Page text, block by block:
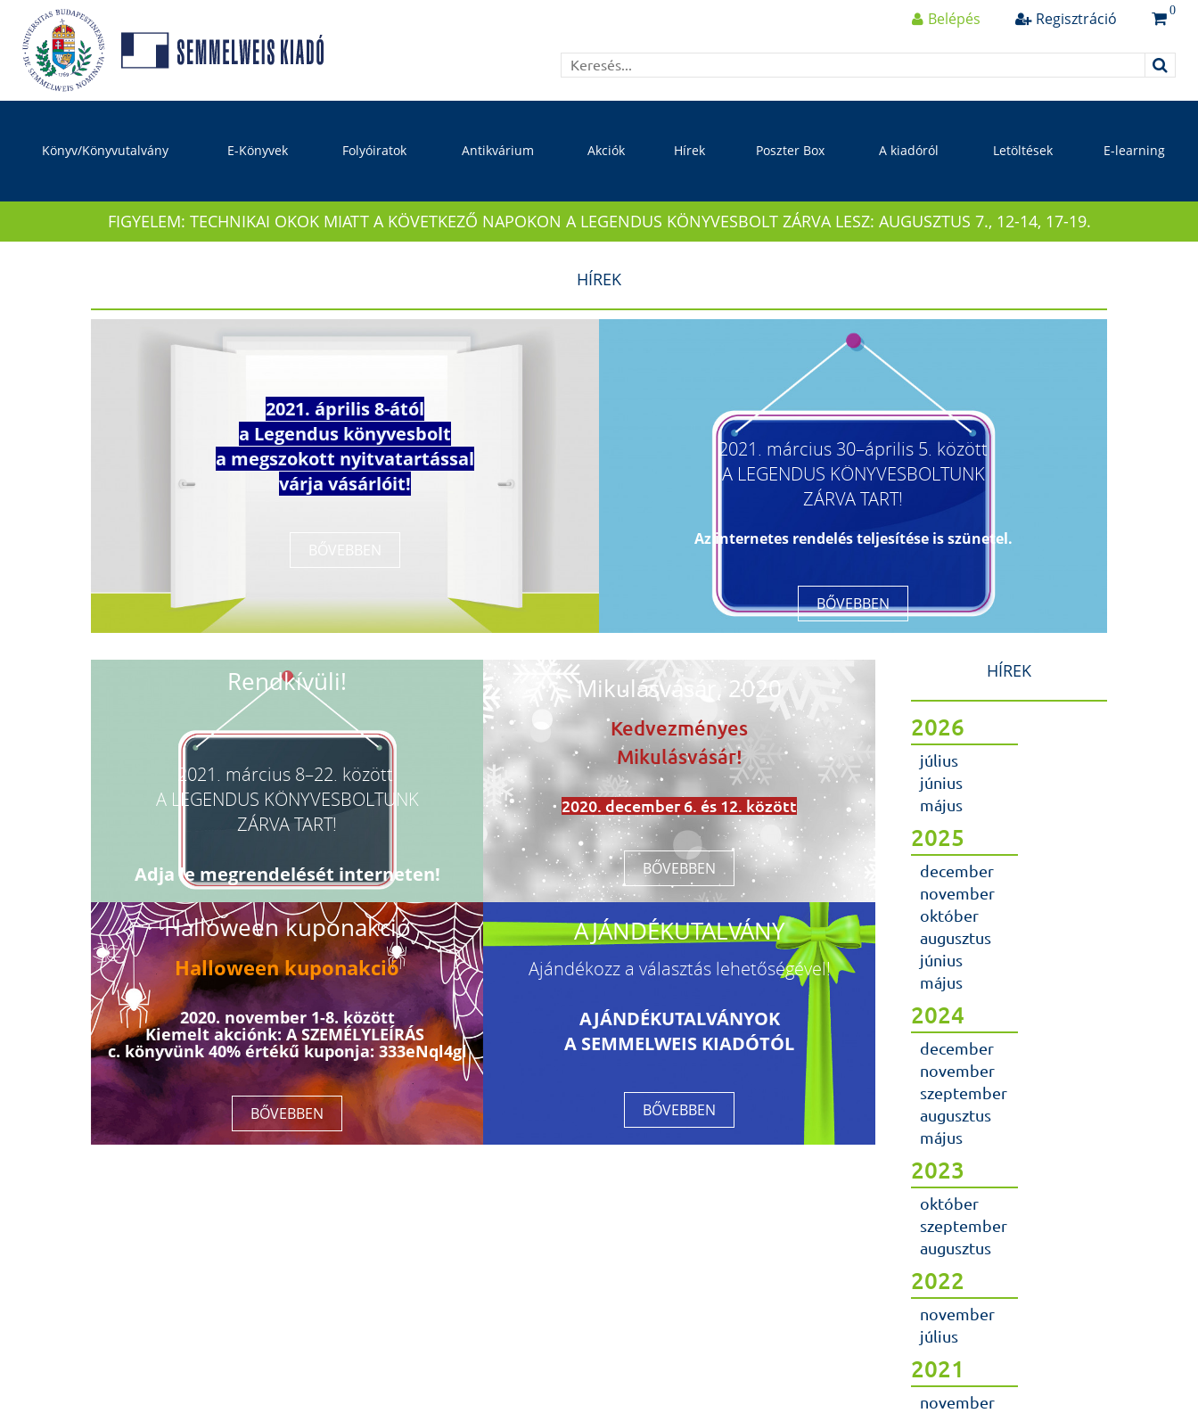
Belépés Regisztráció 0
Könyv/Könyvutalvány E-Könyvek Folyóiratok Antikvárium Akciók Hírek Poszter Box A kiadóról Letöltések E-learning
FIGYELEM: TECHNIKAI OKOK MIATT A KÖVETKEZŐ NAPOKON A LEGENDUS KÖNYVESBOLT ZÁRVA LESZ: AUGUSZTUS 7., 12-14, 17-19.
HÍREK
2021. április 8-ától
a Legendus könyvesbolt
a megszokott nyitvatartással
várja vásárlóit!
2021. március 30–április 5. között
A LEGENDUS KÖNYVESBOLTUNK
ZÁRVA TART!
Az internetes rendelés teljesítése is szünetel.
BŐVEBBEN
HÍREK
2026
július
június
május
2025
december
november
október
augusztus
június
május
2024
december
november
szeptember
augusztus
május
2023
október
szeptember
augusztus
2022
november
július
2021
november
Rendkívüli!
2021. március 8–22. között
A LEGENDUS KÖNYVESBOLTUNK
ZÁRVA TART!
Adja le megrendelését interneten!
BŐVEBBEN
Mikulásvásár, 2020
Kedvezményes
Mikulásvásár!
2020. december 6. és 12. között
BŐVEBBEN
Halloween kuponakció
Halloweenkuponakció
2020. november 1-8. között
Kiemelt akciónk: A SZEMÉLYLEÍRÁS
c. könyvünk 40% értékű kuponja: 333eNql4gl
BŐVEBBEN
AJÁNDÉKUTALVÁNY
Ajándékozz a választás lehetőségével!
AJÁNDÉKUTALVÁNYOK
A SEMMELWEIS KIADÓTÓL
BŐVEBBEN